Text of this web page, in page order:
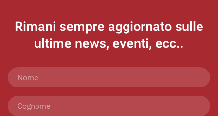
Rimani sempre aggiornato sulle
ultime news, eventi, ecc..